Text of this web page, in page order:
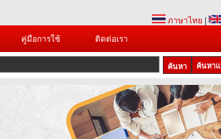
ภาษาไทย
คู่มือการใช้ ติดต่อเรา
ค้นหาแ